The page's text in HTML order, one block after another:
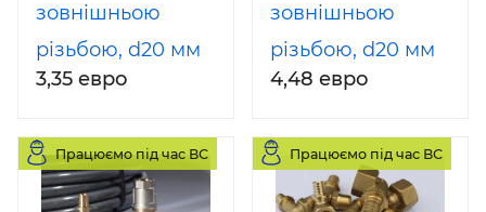
зовнішньою
різьбою, d20 мм
x G ½` Heat-Pex
3,35 евро
зовнішньою
різьбою, d20 мм
x G ¾` Heat-Pex
4,48 евро
Працюємо під час ВС Працюємо під час ВС